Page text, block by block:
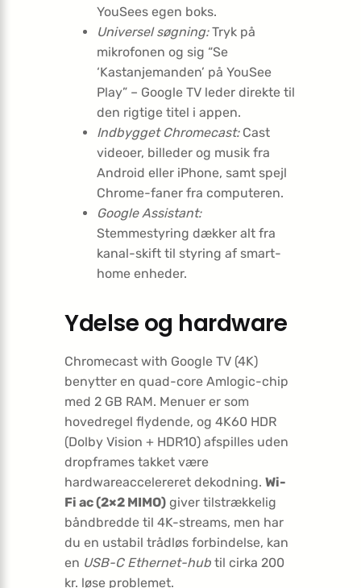
YouSees egen boks.
Universel søgning:Tryk på
mikrofonen og sig “Se
‘Kastanjemanden’ på YouSee
Play” – Google TV leder direkte til
den rigtige titel i appen.
Indbygget Chromecast:Cast
videoer, billeder og musik fra
Android eller iPhone, samt spejl
Chrome-faner fra computeren.
Google Assistant:
Stemmestyring dækker alt fra
kanal-skift til styring af smart-
home enheder.
Ydelse og hardware
Chromecast with Google TV (4K)
benytter en quad-core Amlogic-chip
med 2 GB RAM. Menuer er som
hovedregel flydende, og 4K60 HDR
(Dolby Vision + HDR10) afspilles uden
dropframes takket være
hardwareaccelereret dekodning. Wi-
Fi ac (2×2 MIMO) giver tilstrækkelig
båndbredde til 4K-streams, men har
du en ustabil trådløs forbindelse, kan
en USB-C Ethernet-hub til cirka 200
kr. løse problemet.